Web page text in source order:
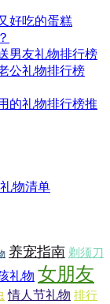
好吃的蛋糕
男友礼物排行榜
公礼物排行榜
的礼物排行榜推
物清单
养宠指南 剃须刀
礼物 女朋友
情人节礼物 排行